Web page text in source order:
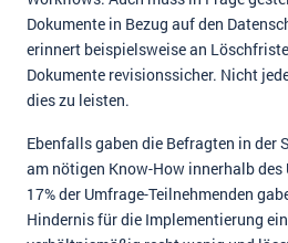
Dokumente in Bezug auf den
erinnert beispielsweise an
Dokumente revisionssicher. Nicht
dies zu leisten.
Ebenfalls gaben die Befragten in der
am nötigen Know-How innerhalb des
17% der Umfrage-Teilnehmenden
Hindernis für die Implementierung